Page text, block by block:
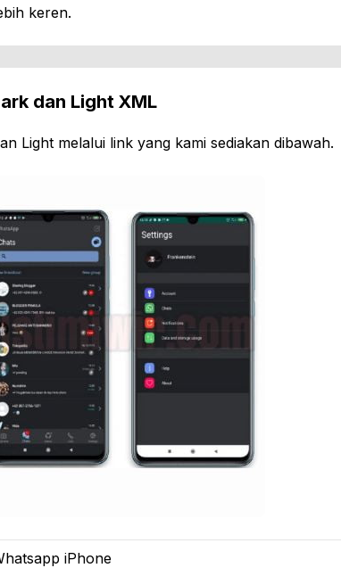
keren.
dan Light XML
Light melalui link yang kami sediakan dibawah.
iPhone